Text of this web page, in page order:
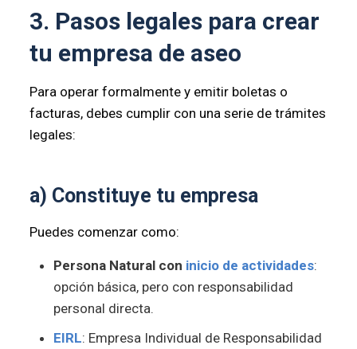
3. Pasos legales para crear
tu empresa de aseo
Para operar formalmente y emitir boletas o
facturas, debes cumplir con una serie de trámites
legales:
a) Constituye tu empresa
Puedes comenzar como:
Persona Natural con inicio de actividades:
opción básica, pero con responsabilidad
personal directa.
EIRL: Empresa Individual de Responsabilidad